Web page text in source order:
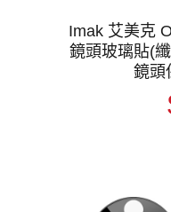
Imak 艾美克
鏡頭玻璃貼(
鏡頭